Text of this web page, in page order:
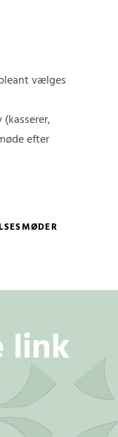
vælges
efter
link